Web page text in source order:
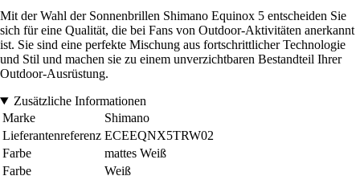
Mit der Wahl der Sonnenbrillen Shimano Equinox 5 entscheiden Sie
sich für eine Qualität, die bei Fans von Outdoor-Aktivitäten anerkannt
ist. Sie sind eine perfekte Mischung aus fortschrittlicher Technologie
und Stil und machen sie zu einem unverzichtbaren Bestandteil Ihrer
Outdoor-Ausrüstung.
Zusätzliche Informationen
Marke
Shimano
Lieferantenreferenz ECEEQNX5TRW02
Farbe
mattes Weiß
Farbe
Weiß